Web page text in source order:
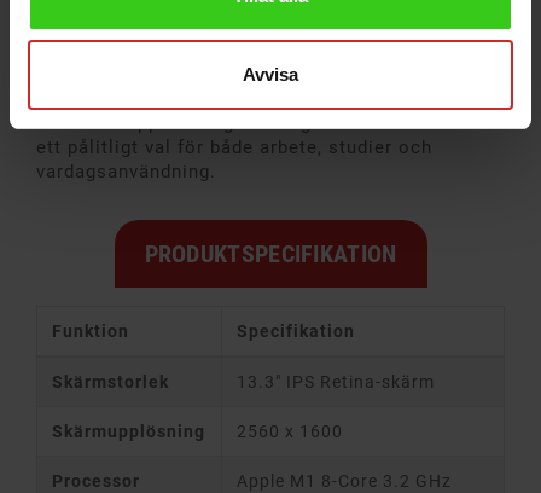
Avvisa
Batteriet är optimerat för att räcka länge, vilket
Den kör macOS, som ger en stabil plattform med
säkerhetsuppdateringar. Det gör MacBook Pro till
ett pålitligt val för både arbete, studier och
vardagsanvändning.
PRODUKTSPECIFIKATION
Funktion Specifikation
Skärmstorlek 13.3" IPS Retina-skärm
Skärmupplösning 2560 x 1600
Processor Apple M1 8-Core 3.2 GHz